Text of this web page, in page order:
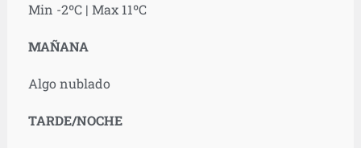
Min -2ºC | Max 11ºC
MAÑANA
Algo nublado
TARDE/NOCHE